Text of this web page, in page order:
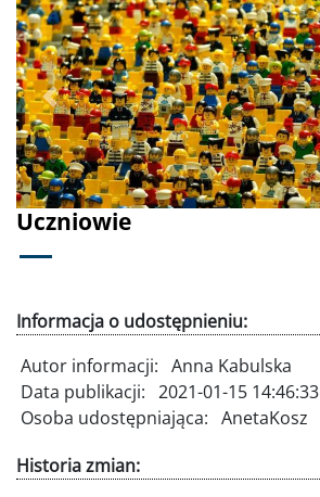
Uczniowie
Poprzednie
Informacja o udostępnieniu:
Autor informacji: Anna Kabulska
Data publikacji: 2021-01-15 14:46:33
Osoba udostępniająca: AnetaKosz
Historia zmian: